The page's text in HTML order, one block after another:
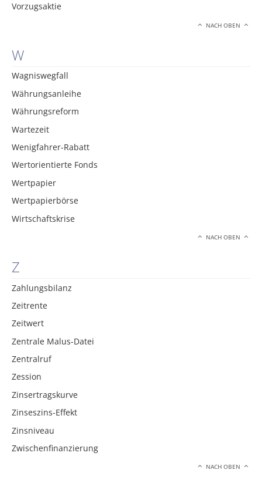
Vorzugsaktie
NACH OBEN
W
Wagniswegfall
Währungsanleihe
Währungsreform
Wartezeit
Wenigfahrer-Rabatt
Wertorientierte Fonds
Wertpapier
Wertpapierbörse
Wirtschaftskrise
NACH OBEN
Z
Zahlungsbilanz
Zeitrente
Zeitwert
Zentrale Malus-Datei
Zentralruf
Zession
Zinsertragskurve
Zinseszins-Effekt
Zinsniveau
Zwischenfinanzierung
NACH OBEN